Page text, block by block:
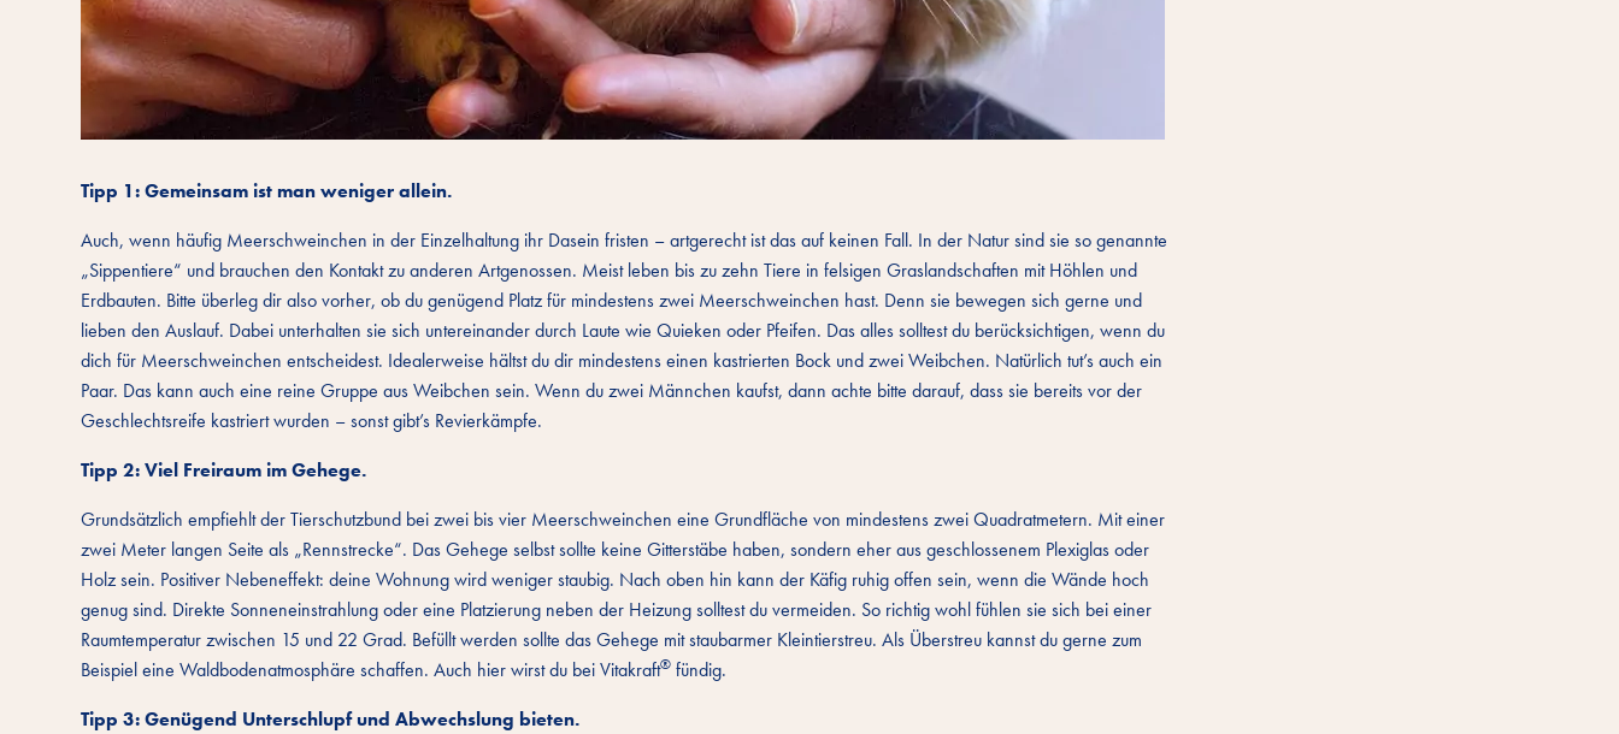
Tipp 1: Gemeinsam ist man weniger allein.
Auch, wenn häufig Meerschweinchen in der Einzelhaltung ihr Dasein fristen – artgerecht ist das auf keinen Fall. In der Natur sind sie so genannte
„Sippentiere“ und brauchen den Kontakt zu anderen Artgenossen. Meist leben bis zu zehn Tiere in felsigen Graslandschaften mit Höhlen und
Erdbauten. Bitte überleg dir also vorher, ob du genügend Platz für mindestens zwei Meerschweinchen hast. Denn sie bewegen sich gerne und
lieben den Auslauf. Dabei unterhalten sie sich untereinander durch Laute wie Quieken oder Pfeifen. Das alles solltest du berücksichtigen, wenn du
dich für Meerschweinchen entscheidest. Idealerweise hältst du dir mindestens einen kastrierten Bock und zwei Weibchen. Natürlich tut’s auch ein
Paar. Das kann auch eine reine Gruppe aus Weibchen sein. Wenn du zwei Männchen kaufst, dann achte bitte darauf, dass sie bereits vor der
Geschlechtsreife kastriert wurden – sonst gibt’s Revierkämpfe.
Tipp 2: Viel Freiraum im Gehege.
Grundsätzlich empfiehlt der Tierschutzbund bei zwei bis vier Meerschweinchen eine Grundfläche von mindestens zwei Quadratmetern. Mit einer
zwei Meter langen Seite als „Rennstrecke“. Das Gehege selbst sollte keine Gitterstäbe haben, sondern eher aus geschlossenem Plexiglas oder
Holz sein. Positiver Nebeneffekt: deine Wohnung wird weniger staubig. Nach oben hin kann der Käfig ruhig offen sein, wenn die Wände hoch
genug sind. Direkte Sonneneinstrahlung oder eine Platzierung neben der Heizung solltest du vermeiden. So richtig wohl fühlen sie sich bei einer
Raumtemperatur zwischen 15 und 22 Grad. Befüllt werden sollte das Gehege mit staubarmer Kleintierstreu. Als Überstreu kannst du gerne zum
Beispiel eine Waldbodenatmosphäre schaffen. Auch hier wirst du bei Vitakraft® fündig.
Tipp 3: Genügend Unterschlupf und Abwechslung bieten.